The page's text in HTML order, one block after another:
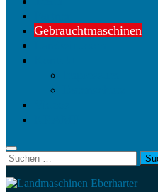
Gebrauchtmaschinen
Suchen
nach: